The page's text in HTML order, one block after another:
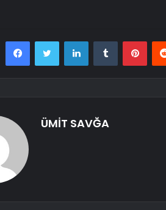
FacebookTwitter LinkedInTumblr
ÜMİT SAVĞA